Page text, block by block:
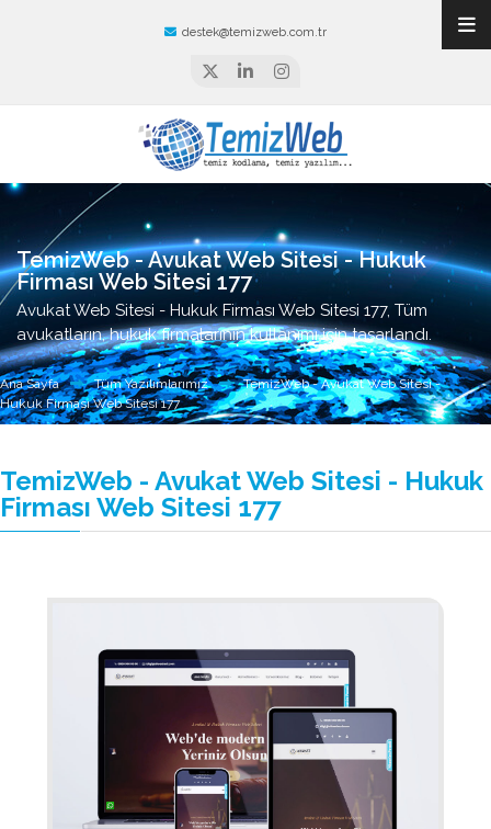
destek@temizweb.com.tr
TemizWeb - Avukat Web Sitesi - Hukuk
Firması Web Sitesi 177
Avukat Web Sitesi - Hukuk Firması Web Sitesi 177, Tüm
avukatların, hukuk firmalarının kullanımı için tasarlandı.
Ana Sayfa Tüm Yazılımlarımız
TemizWeb - Avukat Web Sitesi -
Hukuk Firması Web Sitesi 177
TemizWeb - Avukat Web Sitesi - Hukuk
Firması Web Sitesi 177